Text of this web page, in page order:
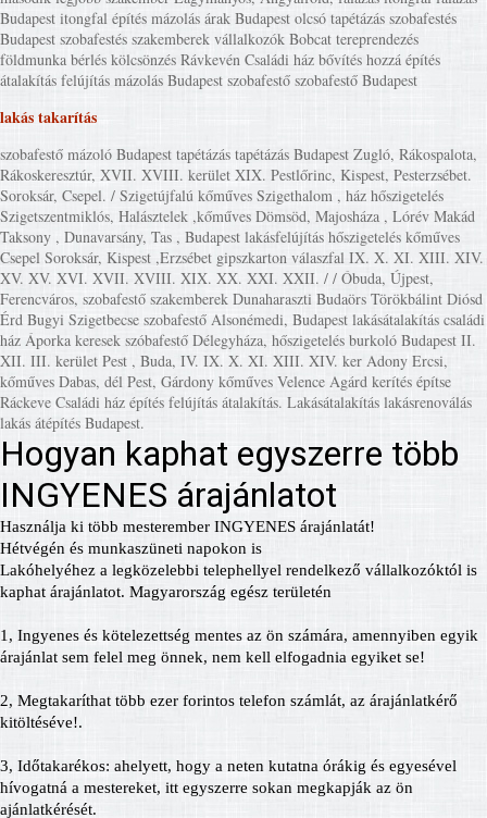
Budapest itongfal építés mázolás árak Budapest olcsó tapétázás szobafestés
Budapest szobafestés szakemberek vállalkozók Bobcat tereprendezés
földmunka bérlés kölcsönzés Rávkevén Családi ház bővítés hozzá építés
átalakítás felújítás mázolás Budapest szobafestő szobafestő Budapest
lakás takarítás
szobafestő mázoló Budapest tapétázás tapétázás Budapest Zugló, Rákospalota,
Rákoskeresztúr, XVII. XVIII. kerület XIX. Pestlőrinc, Kispest, Pesterzsébet.
Soroksár, Csepel. / Szigetújfalú kőműves Szigethalom , ház hőszigetelés
Szigetszentmiklós, Halásztelek ,kőműves Dömsöd, Majosháza , Lórév Makád
Taksony , Dunavarsány, Tas , Budapest lakásfelújítás hőszigetelés kőműves
Csepel Soroksár, Kispest ,Erzsébet gipszkarton válaszfal IX. X. XI. XIII. XIV.
XV. XV. XVI. XVII. XVIII. XIX. XX. XXI. XXII. / / Óbuda, Újpest,
Ferencváros, szobafestő szakemberek Dunaharaszti Budaörs Törökbálint Diósd
Érd Bugyi Szigetbecse szobafestő Alsonémedi, Budapest lakásátalakítás családi
ház Áporka keresek szóbafestő Délegyháza, hőszigetelés burkoló Budapest II.
XII. III. kerület Pest , Buda, IV. IX. X. XI. XIII. XIV. ker Adony Ercsi,
kőműves Dabas, dél Pest, Gárdony kőműves Velence Agárd kerítés építse
Ráckeve Családi ház építés felújítás átalakítás. Lakásátalakítás lakásrenoválás
lakás átépítés Budapest.